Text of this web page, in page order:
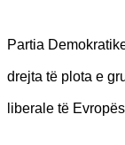
Partia
drejta të plota e
liberale të